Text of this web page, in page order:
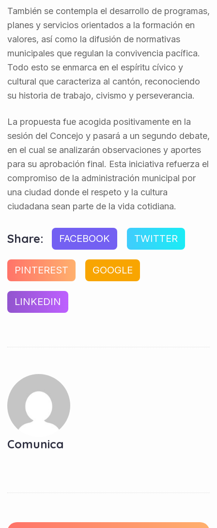
También se contempla el desarrollo de programas,
planes y servicios orientados a la formación en
valores, así como la difusión de normativas
municipales que regulan la convivencia pacífica.
Todo esto se enmarca en el espíritu cívico y
cultural que caracteriza al cantón, reconociendo
su historia de trabajo, civismo y perseverancia.
La propuesta fue acogida positivamente en la
sesión del Concejo y pasará a un segundo debate,
en el cual se analizarán observaciones y aportes
para su aprobación final. Esta iniciativa refuerza el
compromiso de la administración municipal por
una ciudad donde el respeto y la cultura
ciudadana sean parte de la vida cotidiana.
Share: FACEBOOK TWITTER
PINTEREST GOOGLE
LINKEDIN
Comunica